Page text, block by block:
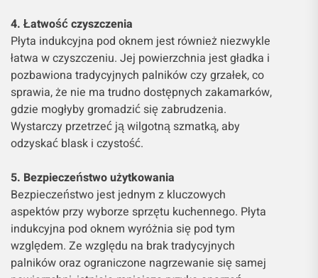
4. Łatwość czyszczenia
Płyta indukcyjna pod oknem jest również niezwykle
łatwa w czyszczeniu. Jej powierzchnia jest gładka i
pozbawiona tradycyjnych palników czy grzałek, co
sprawia, że nie ma trudno dostępnych zakamarków,
gdzie mogłyby gromadzić się zabrudzenia.
Wystarczy przetrzeć ją wilgotną szmatką, aby
odzyskać blask i czystość.
5. Bezpieczeństwo użytkowania
Bezpieczeństwo jest jednym z kluczowych
aspektów przy wyborze sprzętu kuchennego. Płyta
indukcyjna pod oknem wyróżnia się pod tym
względem. Ze względu na brak tradycyjnych
palników oraz ograniczone nagrzewanie się samej